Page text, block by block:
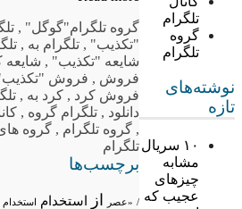
تلگرام
گروه
تلگرام
نوشته‌های
تازه
۱۰ سریال
مشابه
چیزهای
عجیب که
گروه تلگرام"گوگل" ,
"تکذیب" , تلگرام به ,
شایعه "تکذیب" , شایعه
فروش , فروش
فروش کرد , کرد به ,
دانلود , تلگرام گروه ,
, گروه تلگرام , گروه
تلگرام
برچسب‌ها
/ «عصر از استخدام استخدام